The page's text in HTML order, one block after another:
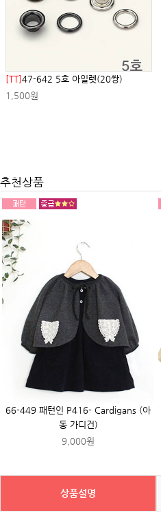
[TT]47-642 5호 아일렛(20쌍)
1,500원
추천상품
66-449 패턴인 P416- Cardigans (아
동 가디건)
9,000원
상품설명